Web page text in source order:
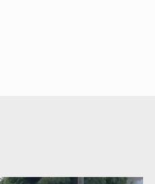
armados